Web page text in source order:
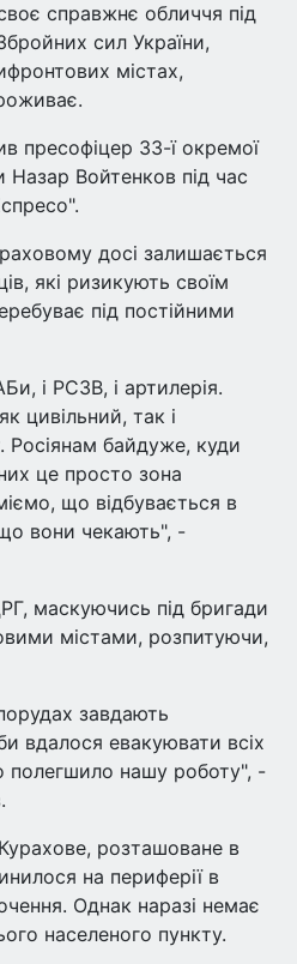
справжнє обличчя під
сил України,
містах,
пресофіцер 33-ї окремої
Назар Войтенков під час
досі залишається
які ризикують своїм
під постійними
і РСЗВ, і артилерія.
цивільний, так і
Росіянам байдуже, куди
це просто зона
що відбувається в
вони чекають", -
маскуючись під бригади
містами, розпитуючи,
завдають
вдалося евакуювати всіх
полегшило нашу роботу", -
розташоване в
на периферії в
Однак наразі немає
населеного пункту.